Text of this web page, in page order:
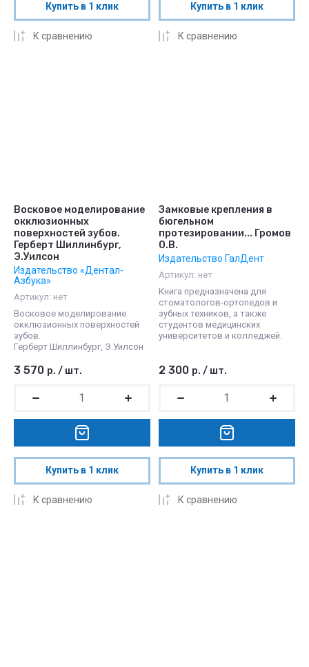
Купить в 1 клик
К сравнению
Купить в 1 клик
К сравнению
Восковое моделирование
окклюзионных
поверхностей зубов.
Герберт Шиллинбург,
Э.Уилсон
Издательство «Дентал-
Азбука»
Артикул: нет
Восковое моделирование
окклюзионных поверхностей
зубов.
Герберт Шиллинбург, Э.Уилсон
3 570 р. / шт.
Купить в 1 клик
К сравнению
Замковые крепления в
бюгельном
протезировании... Громов
О.В.
Издательство ГалДент
Артикул: нет
Книга предназначена для
стоматологов-ортопедов и
зубных техников, а также
студентов медицинских
университетов и колледжей.
2 300 р. / шт.
Купить в 1 клик
К сравнению